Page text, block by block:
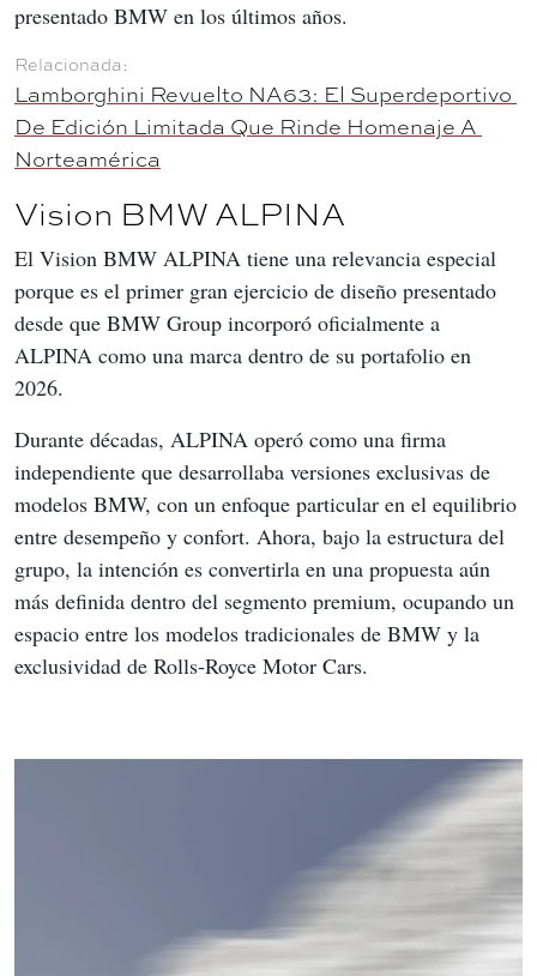
presentado BMW en los últimos años.
Lamborghini Revuelto NA63: El Superdeportivo
De Edición Limitada Que Rinde Homenaje A
Norteamérica
Vision BMW ALPINA
El Vision BMW ALPINA tiene una relevancia especial
porque es el primer gran ejercicio de diseño presentado
desde que BMW Group incorporó oficialmente a
ALPINA como una marca dentro de su portafolio en
2026.
Durante décadas, ALPINA operó como una firma
independiente que desarrollaba versiones exclusivas de
modelos BMW, con un enfoque particular en el equilibrio
entre desempeño y confort. Ahora, bajo la estructura del
grupo, la intención es convertirla en una propuesta aún
más definida dentro del segmento premium, ocupando un
espacio entre los modelos tradicionales de BMW y la
exclusividad de Rolls-Royce Motor Cars.